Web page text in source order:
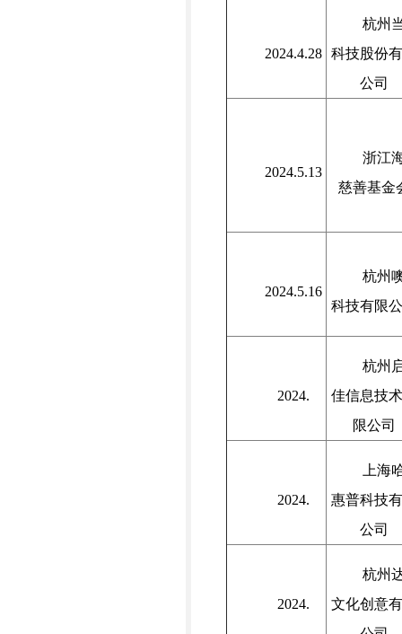
2024.4.28
杭州
科技股份
公司
2024.5.13
浙江
慈善基金
2024.5.16
杭州
科技有限
2024.
杭州
佳信息技
限公司
2024.
上海
惠普科技
公司
2024.
杭州
文化创意